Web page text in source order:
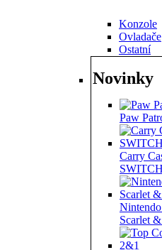
Konzole
Ovladače
Ostatní
Novinky
Paw
Carry
Scarlet